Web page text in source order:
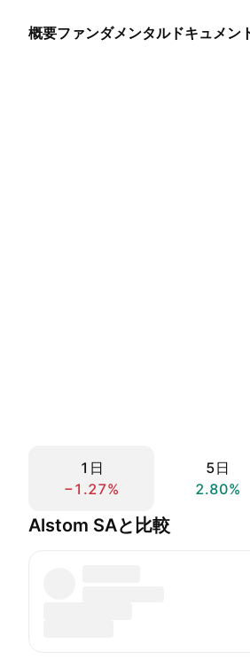
概要ファンダメンタルドキュメン
1日
−1.27%
5日
2.80%
Alstom SAと比較